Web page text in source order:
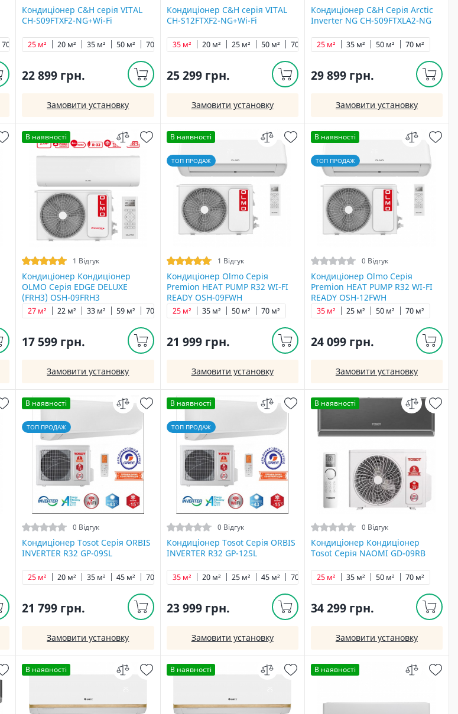
70 м²
Кондиціонер C&H cерія VITAL
CH-S09FTXF2-NG+Wi-Fi
20 м²
25 м² 35 м² 50 м² 70 м²
22 899 грн.
Замовити установку
Кондиціонер C&H cерія VITAL
CH-S12FTXF2-NG+Wi-Fi
20 м² 25 м²
35 м² 50 м² 70 м²
25 299 грн.
Замовити установку
Кондиціонер C&H Серія Arctic
Inverter NG CH-S09FTXLA2-NG
25 м² 35 м² 50 м² 70 м²
29 899 грн.
Замовити установку
В наявності
1 Відгук
Кондиціонер Кондиціонер
OLMO Серія EDGE DELUXE
(FRH3) OSH-09FRH3
22 м²
27 м² 33 м² 59 м² 70 м²
17 599 грн.
Замовити установку
В наявності
ТОП ПРОДАЖ
1 Відгук
Кондиціонер Olmo Серія
Premion HEAT PUMP R32 WI-FI
READY OSH-09FWH
25 м² 35 м² 50 м² 70 м²
21 999 грн.
Замовити установку
В наявності
ТОП ПРОДАЖ
0 Відгук
Кондиціонер Olmo Серія
Premion HEAT PUMP R32 WI-FI
READY OSH-12FWH
25 м²
35 м² 50 м² 70 м²
24 099 грн.
Замовити установку
В наявності
ТОП ПРОДАЖ
0 Відгук
Кондиціонер Tosot Серія ORBIS
INVERTER R32 GP-09SL
20 м²
25 м² 35 м² 45 м² 70 м²
21 799 грн.
Замовити установку
В наявності
ТОП ПРОДАЖ
0 Відгук
Кондиціонер Tosot Серія ORBIS
INVERTER R32 GP-12SL
20 м² 25 м²
35 м² 45 м² 70 м²
23 999 грн.
Замовити установку
В наявності
0 Відгук
Кондиціонер Кондиціонер
Tosot Серія NAOMI GD-09RB
25 м² 35 м² 50 м² 70 м²
34 299 грн.
Замовити установку
В наявності В наявності В наявності